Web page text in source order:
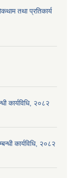
तथा प्रतिकार्य
कार्यविधि, २०८२
कार्यविधि, २०८२